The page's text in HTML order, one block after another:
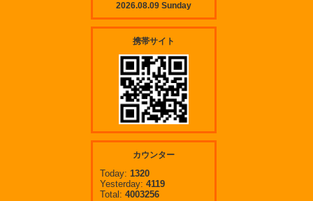
2026.08.09 Sunday
携帯サイト
カウンター
Today: 1320
Yesterday: 4119
Total: 4003256